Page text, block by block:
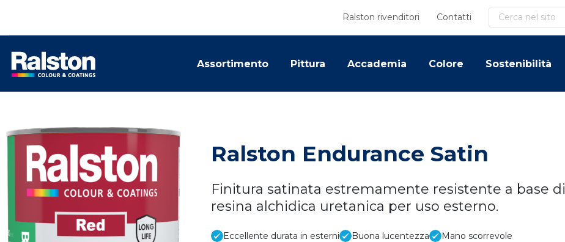
Ralston rivenditori Contatti Cerca
Assortimento Pittura Accademia Colore Sostenibilità
Ralston Endurance Satin
Finitura satinata estremamente resistente a base di
resina alchidica uretanica per uso esterno.
Eccellente durata in esterni Buona lucentezza Mano scorrevole